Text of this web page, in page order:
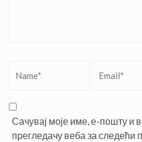
Сачувај моје име, е-пошту и
прегледачу веба за следећи